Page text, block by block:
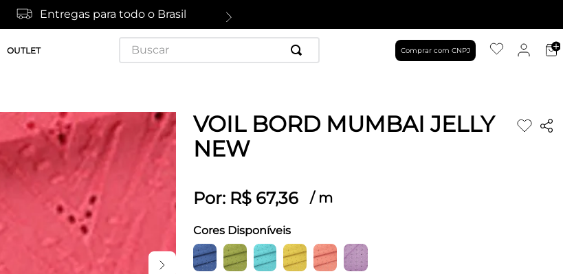
Entregas para todo o Brasil
OUTLET
Buscar
Comprar com CNPJ
VOIL BORD MUMBAI JELLY
NEW
Por: R$ 67,36 / m
Cores Disponíveis